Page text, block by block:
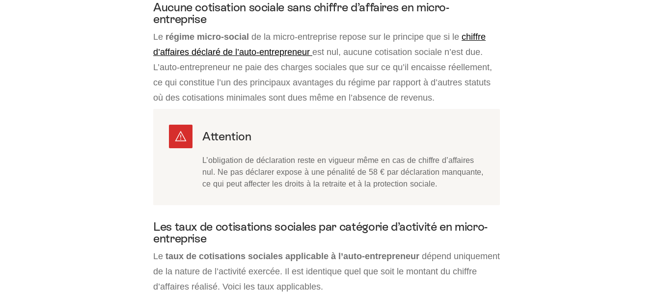
Aucune cotisation sociale sans chiffre d’affaires en micro-
entreprise
Le régime micro-social de la micro-entreprise repose sur le principe que si le chiffre
d’affaires déclaré de l’auto-entrepreneur est nul, aucune cotisation sociale n’est due.
L’auto-entrepreneur ne paie des charges sociales que sur ce qu’il encaisse réellement,
ce qui constitue l’un des principaux avantages du régime par rapport à d’autres statuts
où des cotisations minimales sont dues même en l’absence de revenus.
L’obligation de déclaration reste en vigueur même en cas de chiffre d’affaires
nul. Ne pas déclarer expose à une pénalité de 58 € par déclaration manquante,
ce qui peut affecter les droits à la retraite et à la protection sociale.
Les taux de cotisations sociales par catégorie d’activité en micro-
entreprise
Le taux de cotisations sociales applicable à l’auto-entrepreneur dépend uniquement
de la nature de l’activité exercée. Il est identique quel que soit le montant du chiffre
d’affaires réalisé. Voici les taux applicables.